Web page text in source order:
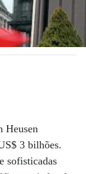
Heusen
3 bilhões.
sofisticadas